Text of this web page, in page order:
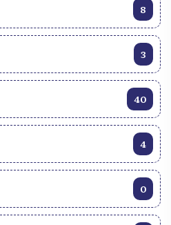
8
3
40
4
0